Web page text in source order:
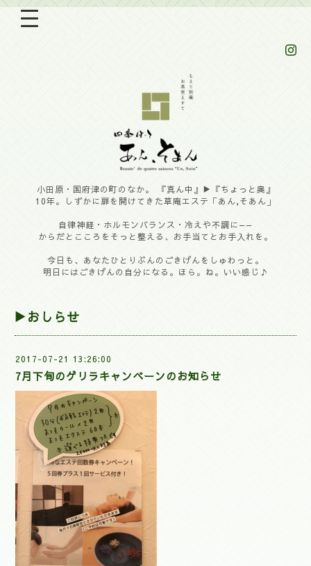
小田原・国府津の町のなか。 『真ん中』▶︎『ちょっと奥』
10年。しずかに扉を開けてきた草庵エステ「あん,そあん」
自律神経・ホルモンバランス・冷えや不調に——
からだとこころをそっと整える、お手当てとお手入れを。
今日も、あなたひとりぶんのごきげんをしゅわっと。
明日にはごきげんの自分になる。ほら。ね。いい感じ♪
▶おしらせ
2017-07-21 13:26:00
7月下旬のゲリラキャンペーンのお知らせ